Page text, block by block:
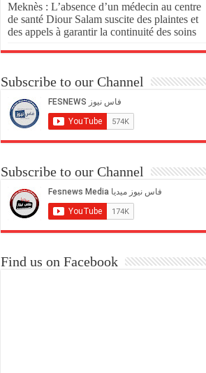
Meknès : L’absence d’un médecin au centre
de santé Diour Salam suscite des plaintes et
des appels à garantir la continuité des soins
Subscribe to our Channel
Subscribe to our Channel
Find us on Facebook